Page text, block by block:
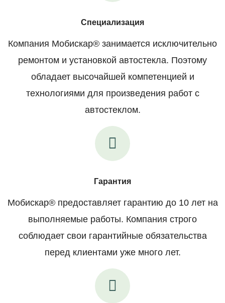
Специализация
Компания Мобискар® занимается исключительно
ремонтом и установкой автостекла. Поэтому
обладает высочайшей компетенцией и
технологиями для произведения работ с
автостеклом.
Гарантия
Мобискар® предоставляет гарантию до 10 лет на
выполняемые работы. Компания строго
соблюдает свои гарантийные обязательства
перед клиентами уже много лет.